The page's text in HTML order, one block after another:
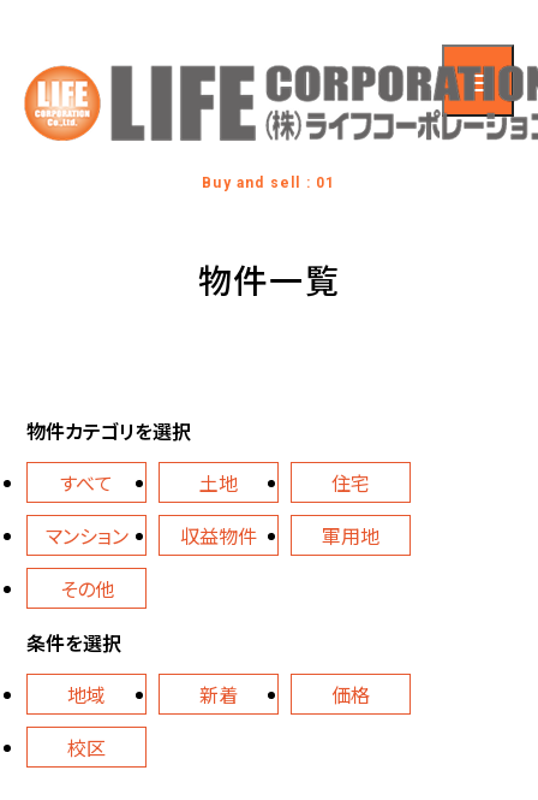
Buy and sell : 01
物件一覧
物件カテゴリを選択
すべて
土地
住宅
マンション
収益物件
軍用地
その他
条件を選択
地域
新着
価格
校区